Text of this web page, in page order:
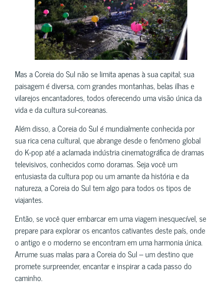
Mas a Coreia do Sul não se limita apenas à sua capital; sua
paisagem é diversa, com grandes montanhas, belas ilhas e
vilarejos encantadores, todos oferecendo uma visão única da
vida e da cultura sul-coreanas.
Além disso, a Coreia do Sul é mundialmente conhecida por
sua rica cena cultural, que abrange desde o fenômeno global
do K-pop até a aclamada indústria cinematográfica de dramas
televisivos, conhecidos como doramas. Seja você um
entusiasta da cultura pop ou um amante da história e da
natureza, a Coreia do Sul tem algo para todos os tipos de
viajantes.
Então, se você quer embarcar em uma viagem inesquecível, se
prepare para explorar os encantos cativantes deste país, onde
o antigo e o moderno se encontram em uma harmonia única.
Arrume suas malas para a Coreia do Sul – um destino que
promete surpreender, encantar e inspirar a cada passo do
caminho.